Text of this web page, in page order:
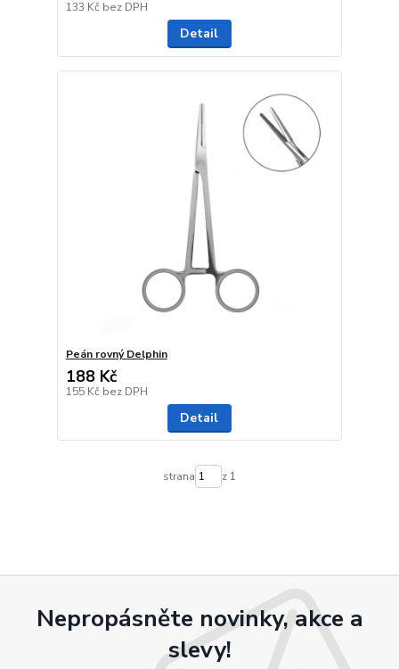
133 Kč bez DPH
Detail
Peán rovný Delphin
188 Kč
155 Kč bez DPH
Detail
strana z 1
Nepropásněte novinky, akce a
slevy!